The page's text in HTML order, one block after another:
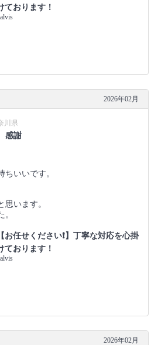
ております！
2026年02月
川県
感謝
ちいいです。
思います。
【お任せください❗️】丁寧な対応を心掛
ております！
2026年02月